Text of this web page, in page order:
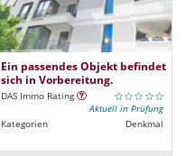
Ein passendes Objekt befindet
sich in Vorbereitung.
DAS Immo Rating
Aktuell in Prüfung
Kategorien
Denkmal